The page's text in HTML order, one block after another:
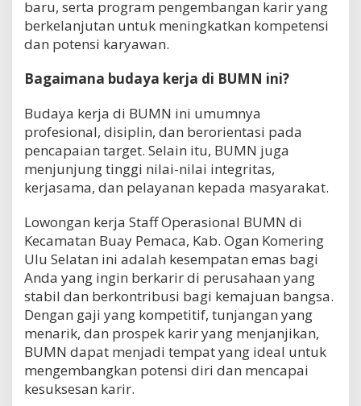
baru, serta program pengembangan karir yang
berkelanjutan untuk meningkatkan kompetensi
dan potensi karyawan.
Bagaimana budaya kerja di BUMN ini?
Budaya kerja di BUMN ini umumnya
profesional, disiplin, dan berorientasi pada
pencapaian target. Selain itu, BUMN juga
menjunjung tinggi nilai-nilai integritas,
kerjasama, dan pelayanan kepada masyarakat.
Lowongan kerja Staff Operasional BUMN di
Kecamatan Buay Pemaca, Kab. Ogan Komering
Ulu Selatan ini adalah kesempatan emas bagi
Anda yang ingin berkarir di perusahaan yang
stabil dan berkontribusi bagi kemajuan bangsa.
Dengan gaji yang kompetitif, tunjangan yang
menarik, dan prospek karir yang menjanjikan,
BUMN dapat menjadi tempat yang ideal untuk
mengembangkan potensi diri dan mencapai
kesuksesan karir.